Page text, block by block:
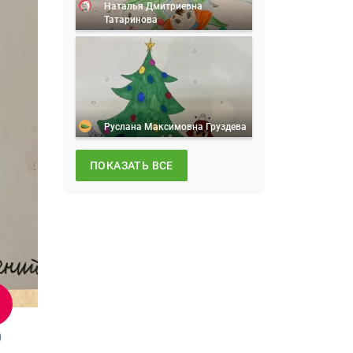
Наталья Дмитриевна
Татаринова
Руслана Максимовна Груздева
ПОКАЗАТЬ ВСЕ